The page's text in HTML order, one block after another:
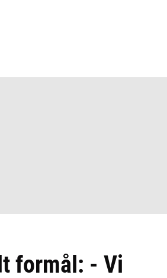
formål: - Vi